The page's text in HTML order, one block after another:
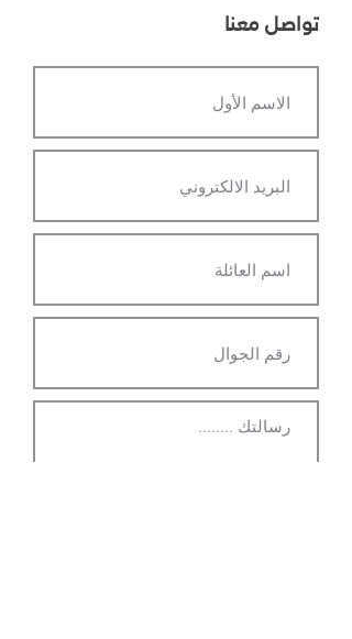
تواصل معنا